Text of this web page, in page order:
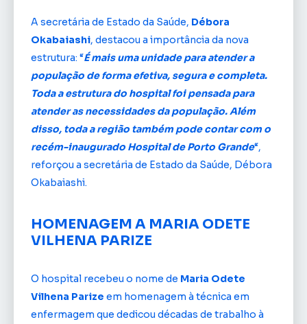
A secretária de Estado da Saúde, Débora
Okabaiashi, destacou a importância da nova
estrutura: “É mais uma unidade para atender a
população de forma efetiva, segura e completa.
Toda a estrutura do hospital foi pensada para
atender as necessidades da população. Além
disso, toda a região também pode contar com o
recém-inaugurado Hospital de Porto Grande“,
reforçou a secretária de Estado da Saúde, Débora
Okabaiashi.
HOMENAGEM A MARIA ODETE
VILHENA PARIZE
O hospital recebeu o nome de Maria Odete
Vilhena Parize em homenagem à técnica em
enfermagem que dedicou décadas de trabalho à